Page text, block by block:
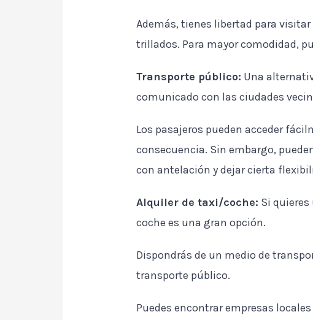
Además, tienes libertad para
trillados. Para mayor comodidad,
Transporte público: Una
comunicado con las ciudades
Los pasajeros pueden acceder
consecuencia. Sin embargo,
con antelación y dejar cierta
Alquiler de taxi/coche: Si
coche es una gran opción.
Dispondrás de un medio de
transporte público.
Puedes encontrar empresas